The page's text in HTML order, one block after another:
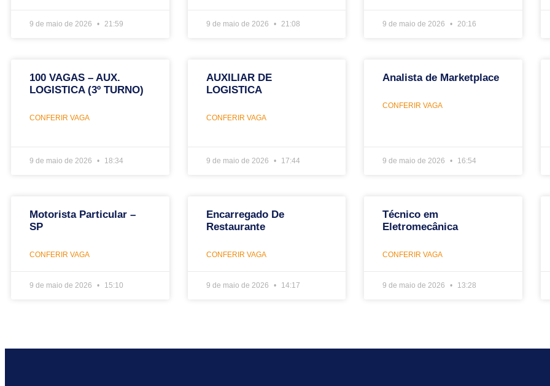
9 de maio de 2026 21:59 9 de maio de 2026 21:08 9 de maio de 2026 20:16
100 VAGAS – AUX.
LOGISTICA (3º TURNO)
CONFERIR VAGA
9 de maio de 2026 18:34
AUXILIAR DE
LOGISTICA
CONFERIR VAGA
9 de maio de 2026 17:44
Analista de Marketplace
CONFERIR VAGA
9 de maio de 2026 16:54
Motorista Particular –
SP
CONFERIR VAGA
9 de maio de 2026 15:10
Encarregado De
Restaurante
CONFERIR VAGA
9 de maio de 2026 14:17
Técnico em
Eletromecânica
CONFERIR VAGA
9 de maio de 2026 13:28